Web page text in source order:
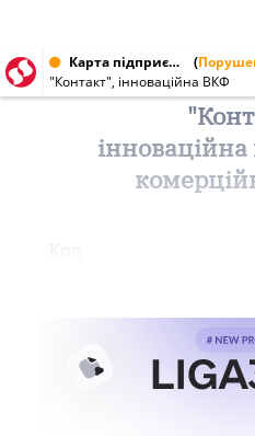
Карта підприємства від 03.10.1996 (
"Контакт", інноваційна ВКФ